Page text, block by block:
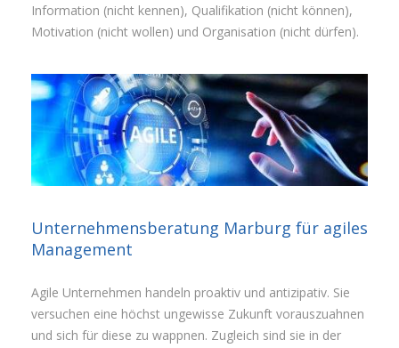
Information (nicht kennen), Qualifikation (nicht können),
Motivation (nicht wollen) und Organisation (nicht dürfen).
Unternehmensberatung Marburg für agiles
Management
Agile Unternehmen handeln proaktiv und antizipativ. Sie
versuchen eine höchst ungewisse Zukunft vorauszuahnen
und sich für diese zu wappnen. Zugleich sind sie in der